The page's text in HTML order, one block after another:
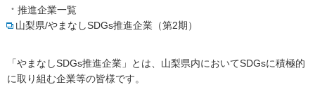
推進企業一覧
山梨県/やまなしSDGs推進企業（第2期）
「やまなしSDGs推進企業」とは、山梨県内においてSDGsに積極的
に取り組む企業等の皆様です。